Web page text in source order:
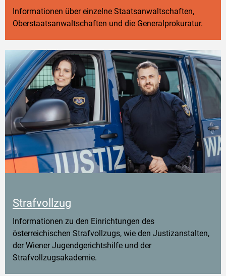
Informationen über einzelne Staatsanwaltschaften,
Oberstaatsanwaltschaften und die Generalprokuratur.
Strafvollzug
Informationen zu den Einrichtungen des
österreichischen Strafvollzugs, wie den Justizanstalten,
der Wiener Jugendgerichtshilfe und der
Strafvollzugsakademie.